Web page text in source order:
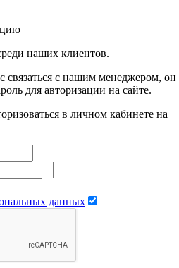
наших клиентов.
связаться с нашим менеджером, он
для авторизации на сайте.
в личном кабинете на
данных